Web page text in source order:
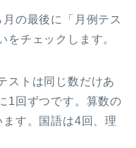
の最後に「月例テス
をチェックします。
ストは同じ数だけあ
1回ずつです。算数の
す。国語は4回、理